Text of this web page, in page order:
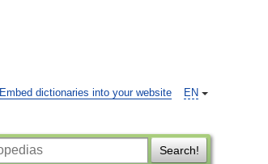
EN
Embed dictionaries into your website
Search!